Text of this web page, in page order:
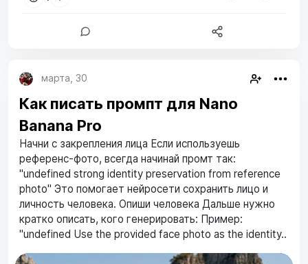
марта, 30
Как писать промпт для Nano
Banana Pro
Начни с закрепления лица Если используешь
референс-фото, всегда начинай промт так:
"undefined strong identity preservation from reference
photo" Это помогает нейросети сохранить лицо и
личность человека. Опиши человека Дальше нужно
кратко описать, кого генерировать: Пример:
"undefined Use the provided face photo as the identity..